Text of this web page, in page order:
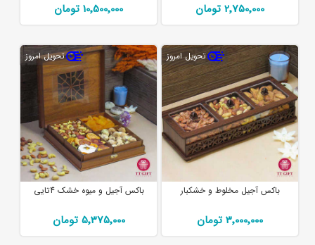
2٬750٬000 تومان 10٬500٬000 تومان
تحویل امروز
باکس آجیل مخلوط و خشکبار
3٬000٬000 تومان
تحویل امروز
باکس آجیل و میوه خشک 4تایی
5٬375٬000 تومان